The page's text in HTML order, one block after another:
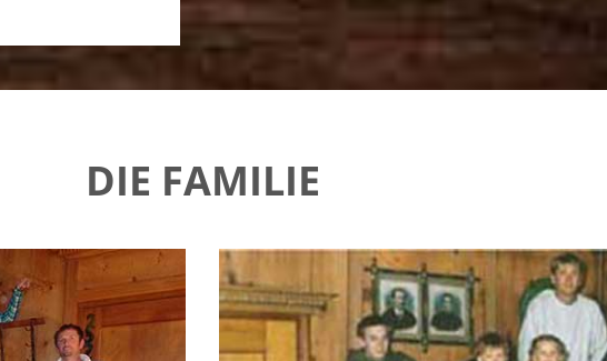
DIE FAMILIE